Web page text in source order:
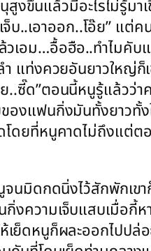
งขึ้นแล้วมีอะไรไม่รู้ม
บ..เอาออก..โอ๊ย” แ
ล้วเอม…อื้อฮือ..ทำไม
แท่งควยอันยาวใหญ่
ด”ตอนนี้หนูรู้แล้วว่
งแฟนกิ่งมันทั้งยาว
ที่หนูคาดไม่ถึงแต่ตอน
มิดกดนิ่งไว้สักพักเข
วามเจ็บแสบเมื่อกี้ห
ย็ดหนูก็ผละออกไปปล่